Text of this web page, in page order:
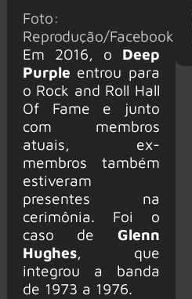
Foto:
Reprodução/Facebook
Em 2016, o Deep
Purple entrou para
o Rock and Roll Hall
Of Fame e junto
com membros
atuais, ex-
membros também
estiveram
presentes na
cerimônia. Foi o
caso de Glenn
Hughes, que
integrou a banda
de 1973 a 1976.